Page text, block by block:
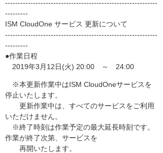
------------------------------------------------------------
---------
ISM CloudOne サービス 更新について
------------------------------------------------------------
---------
●作業日程
2019年3月12日(火) 20:00 ～ 24:00
※本更新作業中はISM CloudOneサービスを
停止いたします。
更新作業中は、すべてのサービスをご利用
いただけません。
※終了時刻は作業予定の最大延長時刻です。
作業が終了次第、サービスを
再開いたします。